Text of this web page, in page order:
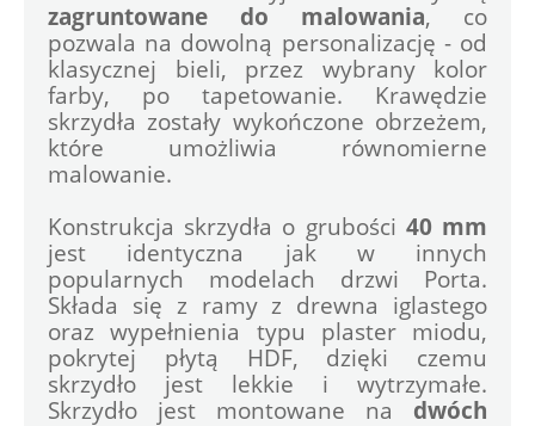
zagruntowane do malowania, co
pozwala na dowolną personalizację - od
klasycznej bieli, przez wybrany kolor
farby, po tapetowanie. Krawędzie
skrzydła zostały wykończone obrzeżem,
które umożliwia równomierne
malowanie.
Konstrukcja skrzydła o grubości 40 mm
jest identyczna jak w innych
popularnych modelach drzwi Porta.
Składa się z ramy z drewna iglastego
oraz wypełnienia typu plaster miodu,
pokrytej płytą HDF, dzięki czemu
skrzydło jest lekkie i wytrzymałe.
Skrzydło jest montowane na dwóch